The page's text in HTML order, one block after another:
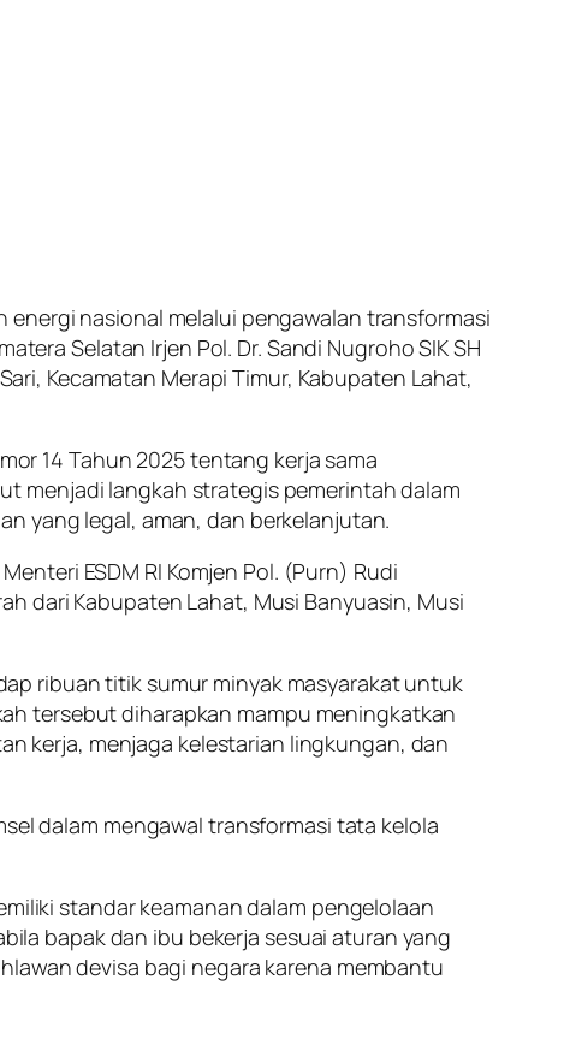
nasional melalui pengawalan transformasi
Selatan Irjen Pol. Dr. Sandi Nugroho SIK SH
Kecamatan Merapi Timur, Kabupaten Lahat,
14 Tahun 2025 tentang kerja sama
menjadi langkah strategis pemerintah dalam
yang legal, aman, dan berkelanjutan.
ESDM RI Komjen Pol. (Purn) Rudi
dari Kabupaten Lahat, Musi Banyuasin, Musi
ribuan titik sumur minyak masyarakat untuk
tersebut diharapkan mampu meningkatkan
kerja, menjaga kelestarian lingkungan, dan
dalam mengawal transformasi tata kelola
standar keamanan dalam pengelolaan
bapak dan ibu bekerja sesuai aturan yang
devisa bagi negara karena membantu